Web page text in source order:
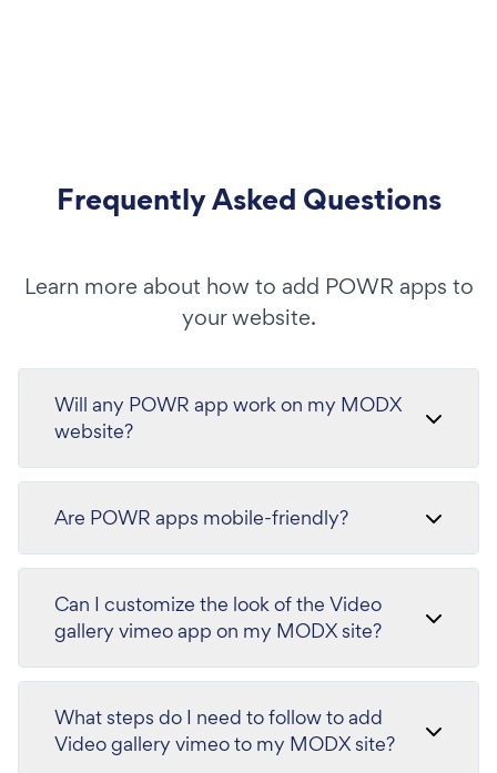
Frequently Asked Questions
Learn more about how to add POWR apps to
your website.
Will any POWR app work on my MODX
website?
Are POWR apps mobile-friendly?
Can I customize the look of the Video
gallery vimeo app on my MODX site?
What steps do I need to follow to add
Video gallery vimeo to my MODX site?